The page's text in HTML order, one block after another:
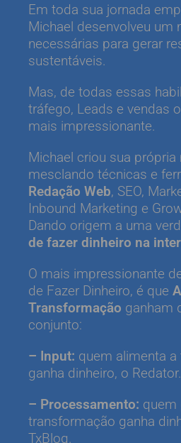
Em toda sua jornada
Michael desenvolveu um
necessárias para gerar
sustentáveis.
Mas, de todas essas
tráfego, Leads e vendas
mais impressionante.
Michael criou sua
mesclando técnicas e
Redação Web, SEO,
Inbound Marketing e
Dando origem a uma
de fazer dinheiro na
O mais impressionante
de Fazer Dinheiro, é que
Transformação ganham
conjunto:
– Input: quem alimenta
ganha dinheiro, o Redator.
– Processamento: quem
transformação ganha
TxBlog.